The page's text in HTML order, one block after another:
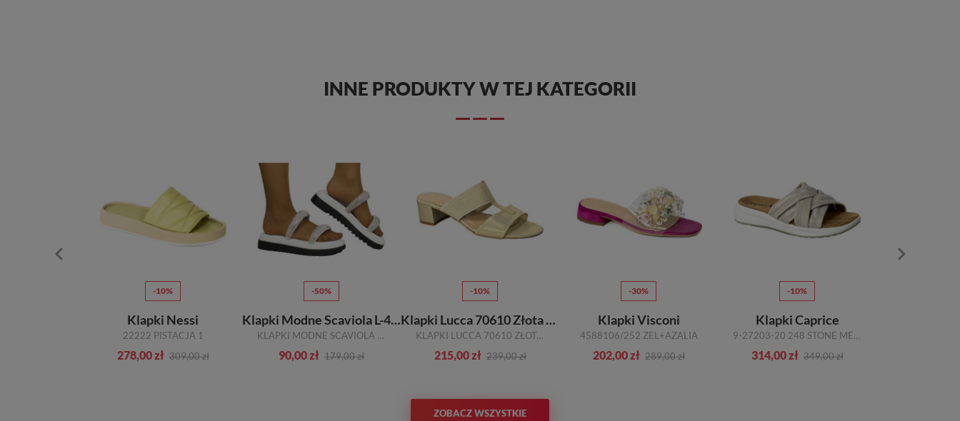
INNE PRODUKTY W TEJ KATEGORII
-10%
Klapki Nessi
22222 PISTACJA 1
278,00 zł 309,00 zł
-50%
Klapki Modne Scaviola L-43 White Białe
KLAPKI MODNE SCAVIOLA L-43 WHITE BIAŁE
90,00 zł 179,00 zł
-10%
Klapki Lucca 70610 Złota Satyna TN
KLAPKI LUCCA 70610 ZŁOTA SATYNA TN
215,00 zł 239,00 zł
-30%
Klapki Visconi
4588106/252 ZEL+AZALIA
202,00 zł 289,00 zł
-10%
Klapki Caprice
9-27203-20 248 STONE METALLIC SKÓRA
314,00 zł 349,00 zł
ZOBACZ WSZYSTKIE